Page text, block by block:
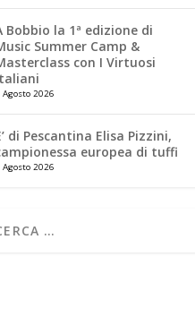
Bobbio la 1ª edizione di
Summer Camp &
con I Virtuosi
Agosto 2026
di Pescantina Elisa Pizzini,
europea di tuffi
Agosto 2026